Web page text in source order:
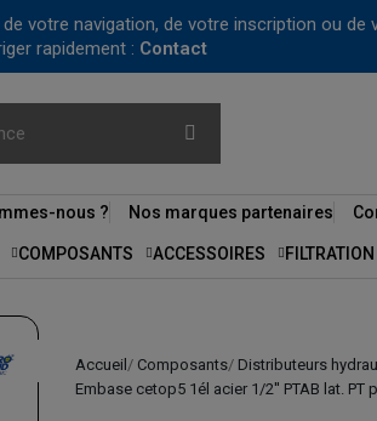
votre navigation, de votre inscription ou
rapidement : Contact
nous ? Nos marques partenaires
COMPOSANTS ACCESSOIRES FILTRATION
Accueil Composants Distributeurs
Embase cetop5 1él acier 1/2'' PTAB lat. PT